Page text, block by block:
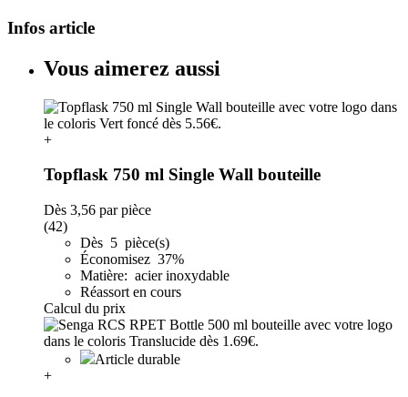
Infos article
Vous aimerez aussi
+
Topflask 750 ml Single Wall bouteille
Dès 3,56 par pièce
(42)
Dès 5 pièce(s)
Économisez 37%
Matière: acier inoxydable
Réassort en cours
Calcul du prix
Article durable
+